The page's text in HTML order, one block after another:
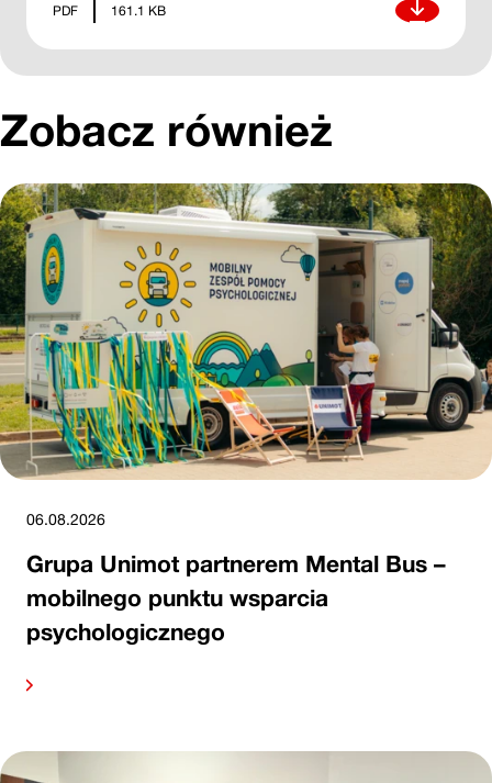
PDF 161.1 KB Pobierz
Zobacz również
06.08.2026
Grupa Unimot partnerem Mental Bus –
mobilnego punktu wsparcia
psychologicznego